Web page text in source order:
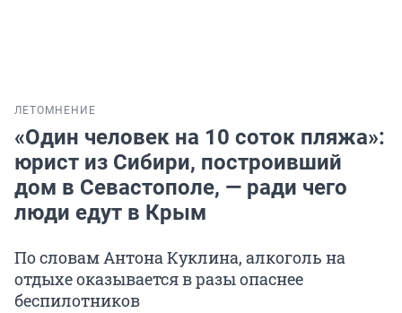
ЛЕТО МНЕНИЕ
«Один человек на 10 соток пляжа»:
юрист из Сибири, построивший
дом в Севастополе, — ради чего
люди едут в Крым
По словам Антона Куклина, алкоголь на
отдыхе оказывается в разы опаснее
беспилотников